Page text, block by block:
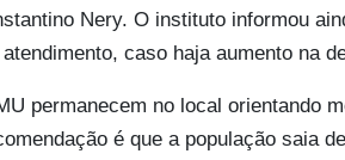
Nery. O instituto informou
caso haja aumento na
permanecem no local orientando
é que a população saia